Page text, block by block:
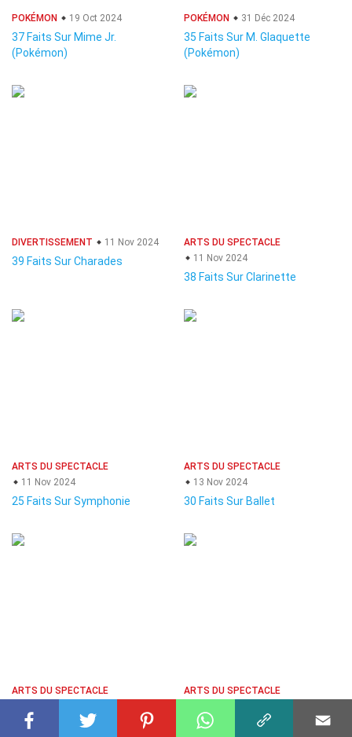
POKÉMON 19 Oct 2024
37 Faits Sur Mime Jr.
(Pokémon)
POKÉMON 31 Déc 2024
35 Faits Sur M. Glaquette
(Pokémon)
DIVERTISSEMENT 11 Nov 2024
39 Faits Sur Charades
ARTS DU SPECTACLE
11 Nov 2024
38 Faits Sur Clarinette
ARTS DU SPECTACLE
11 Nov 2024
25 Faits Sur Symphonie
ARTS DU SPECTACLE
13 Nov 2024
30 Faits Sur Ballet
ARTS DU SPECTACLE
36 Faits Sur Magie
ARTS DU SPECTACLE
29 Faits Sur Musique De Rue